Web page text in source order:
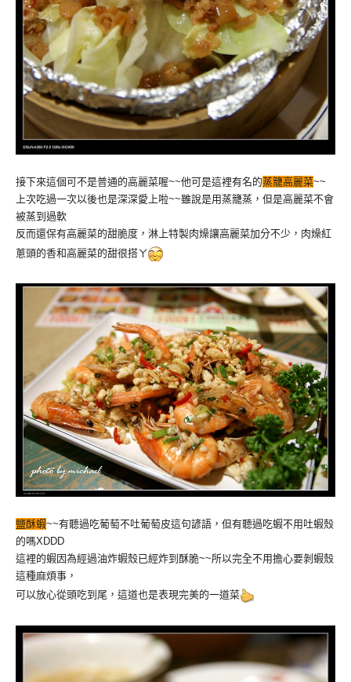
接下來這個可不是普通的高麗菜喔~~他可是這裡有名的蒸籠高麗菜~~
上次吃過一次以後也是深深愛上啦~~雖說是用蒸籠蒸，但是高麗菜不會
被蒸到過軟
反而還保有高麗菜的甜脆度，淋上特製肉燥讓高麗菜加分不少，肉燥紅
蔥頭的香和高麗菜的甜很搭ㄚ
鹽酥蝦~~有聽過吃葡萄不吐葡萄皮這句諺語，但有聽過吃蝦不用吐蝦殼
的嗎XDDD
這裡的蝦因為經過油炸蝦殼已經炸到酥脆~~所以完全不用擔心要剝蝦殼
這種麻煩事，
可以放心從頭吃到尾，這道也是表現完美的一道菜